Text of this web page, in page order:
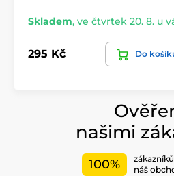
Skladem, ve čtvrtek 20. 8. u
295 Kč Do
našimi
100%
náš